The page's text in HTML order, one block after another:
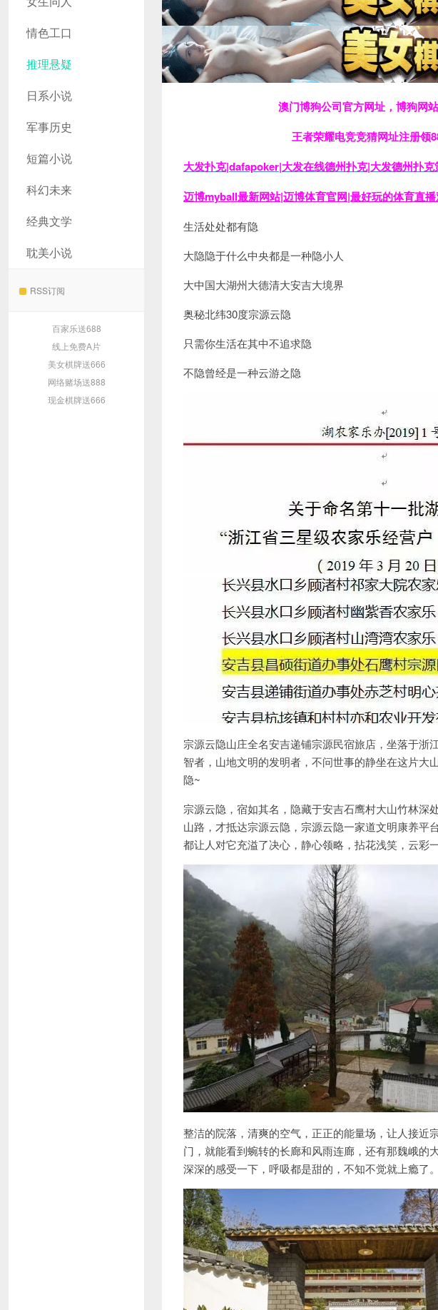
情色工口
推理悬疑
日系小说
军事历史
短篇小说
科幻未来
经典文学
耽美小说
RSS订阅
百家乐送688
线上免费A片
美女棋牌送666
网络赌场送888
现金棋牌送666
澳门博狗公司官方网址，博狗网
王者荣耀电竞竞猜网址注册领
大发扑克|dafapoker|大发在线德州扑克|大发德州扑
迈博myball最新网站|迈博体育官网|最好玩的体育直
生活处处都有隐
大隐隐于什么中央都是一种隐小人
大中国大湖州大德清大安吉大境界
奥秘北纬30度宗源云隐
只需你生活在其中不追求隐
不隐曾经是一种云游之隐
宗源云隐山庄全名安吉递铺宗源民宿旅店，坐落于浙
智者，山地文明的发明者，不问世事的静坐在这片大
隐~
宗源云隐，宿如其名，隐藏于安吉石鹰村大山竹林
山路，才抵达宗源云隐，宗源云隐一家道文明康养
都让人对它充溢了决心，静心领略，拈花浅笑，云彩
整洁的院落，清爽的空气，正正的能量场，让人接近
门，就能看到蜿转的长廊和风雨连廊，还有那魏峨的
深深的感受一下，呼吸都是甜的，不知不觉就上瘾了。